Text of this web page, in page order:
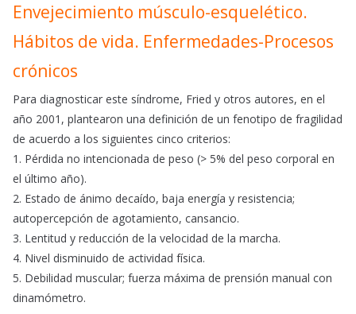
Envejecimiento músculo-esquelético.
Hábitos de vida. Enfermedades-Procesos
crónicos
Para diagnosticar este síndrome, Fried y otros autores, en el
año 2001, plantearon una definición de un fenotipo de fragilidad
de acuerdo a los siguientes cinco criterios:
1. Pérdida no intencionada de peso (> 5% del peso corporal en
el último año).
2. Estado de ánimo decaído, baja energía y resistencia;
autopercepción de agotamiento, cansancio.
3. Lentitud y reducción de la velocidad de la marcha.
4. Nivel disminuido de actividad física.
5. Debilidad muscular; fuerza máxima de prensión manual con
dinamómetro.